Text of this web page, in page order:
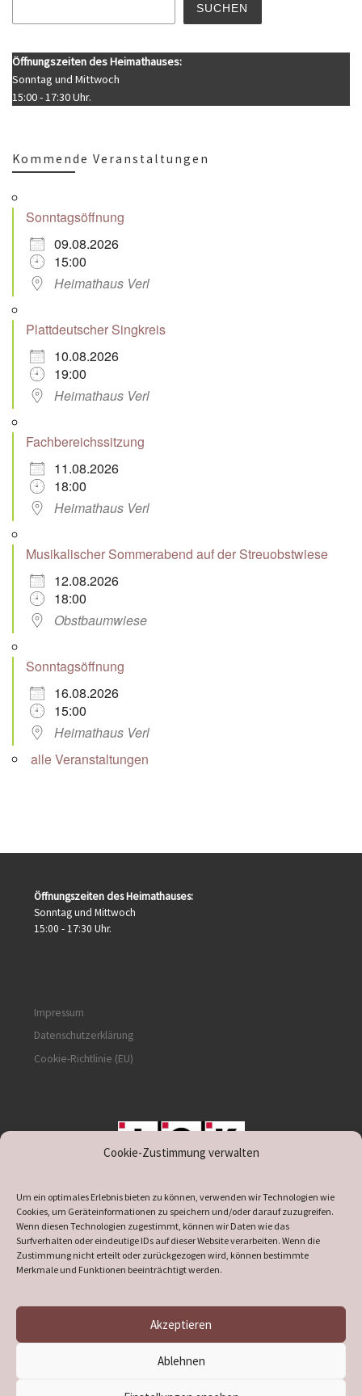
Cookie-Zustimmung verwalten
Um ein optimales Erlebnis bieten zu können, verwenden wir Technologien wie
Cookies, um Geräteinformationen zu speichern und/oder darauf zuzugreifen.
Wenn diesen Technologien zugestimmt, können wir Daten wie das
Surfverhalten oder eindeutige IDs auf dieser Website verarbeiten. Wenn die
Zustimmung nicht erteilt oder zurückgezogen wird, können bestimmte
Merkmale und Funktionen beeinträchtigt werden.
Akzeptieren
Ablehnen
SUCHEN
Öffnungszeiten des Heimathauses:
Sonntag und Mittwoch
15:00 - 17:30 Uhr.
Kommende Veranstaltungen
Sonntagsöffnung
09.08.2026
15:00
Heimathaus Verl
Plattdeutscher Singkreis
10.08.2026
19:00
Heimathaus Verl
Fachbereichssitzung
11.08.2026
18:00
Heimathaus Verl
Musikalischer Sommerabend auf der Streuobstwiese
12.08.2026
18:00
Obstbaumwiese
Sonntagsöffnung
16.08.2026
15:00
Heimathaus Verl
alle Veranstaltungen
Öffnungszeiten des Heimathauses:
Sonntag und Mittwoch
15:00 - 17:30 Uhr.
Impressum
Datenschutzerklärung
Cookie-Richtlinie (EU)
supported by DÖ
Heimatverein Verl– Alle Rechte vorbehalten